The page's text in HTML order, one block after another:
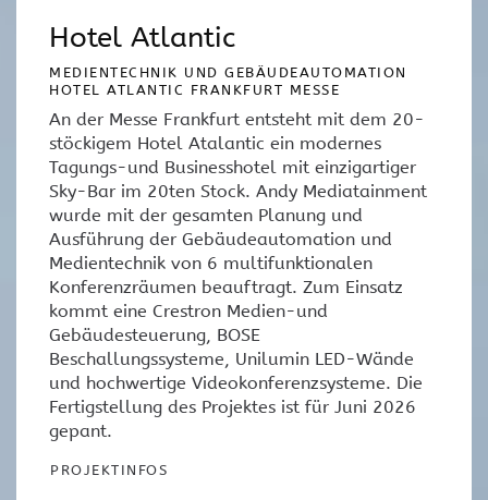
Hotel Atlantic
MEDIENTECHNIK UND GEBÄUDEAUTOMATION
HOTEL ATLANTIC FRANKFURT MESSE
An der Messe Frankfurt entsteht mit dem 20-
stöckigem Hotel Atalantic ein modernes
Tagungs-und Businesshotel mit einzigartiger
Sky-Bar im 20ten Stock. Andy Mediatainment
wurde mit der gesamten Planung und
Ausführung der Gebäudeautomation und
Medientechnik von 6 multifunktionalen
Konferenzräumen beauftragt. Zum Einsatz
kommt eine Crestron Medien-und
Gebäudesteuerung, BOSE
Beschallungssysteme, Unilumin LED-Wände
und hochwertige Videokonferenzsysteme. Die
Fertigstellung des Projektes ist für Juni 2026
gepant.
PROJEKTINFOS